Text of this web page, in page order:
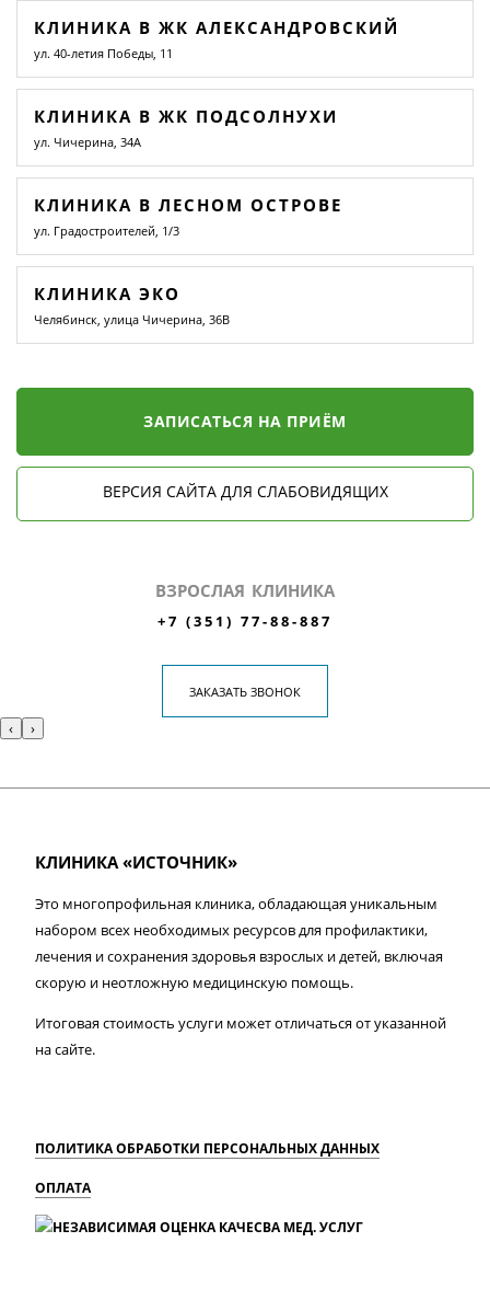
КЛИНИКА В ЖК АЛЕКСАНДРОВСКИЙ
ул. 40-летия Победы, 11
КЛИНИКА В ЖК ПОДСОЛНУХИ
ул. Чичерина, 34А
КЛИНИКА В ЛЕСНОМ ОСТРОВЕ
ул. Градостроителей, 1/3
КЛИНИКА ЭКО
Челябинск, улица Чичерина, 36В
ЗАПИСАТЬСЯ НА ПРИЁМ
ВЕРСИЯ САЙТА ДЛЯ СЛАБОВИДЯЩИХ
ВЗРОСЛАЯ КЛИНИКА
+7 (351) 77-88-887
ЗАКАЗАТЬ ЗВОНОК
‹ ›
КЛИНИКА «ИСТОЧНИК»
Это многопрофильная клиника, обладающая уникальным
набором всех необходимых ресурсов для профилактики,
лечения и сохранения здоровья взрослых и детей, включая
скорую и неотложную медицинскую помощь.
Итоговая стоимость услуги может отличаться от указанной
на сайте.
ПОЛИТИКА ОБРАБОТКИ ПЕРСОНАЛЬНЫХ ДАННЫХ
ОПЛАТА